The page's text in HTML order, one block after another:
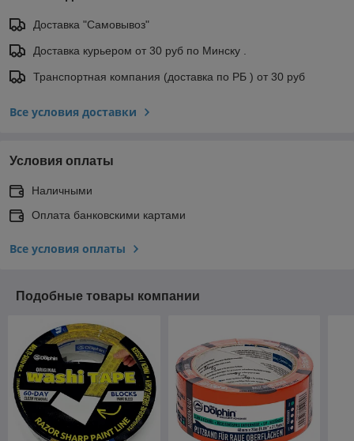
Доставка "Самовывоз"
Доставка курьером от 30 руб по Минску .
Транспортная компания (доставка по РБ ) от 30 руб
Все условия доставки
Условия оплаты
Наличными
Оплата банковскими картами
Все условия оплаты
Подобные товары компании